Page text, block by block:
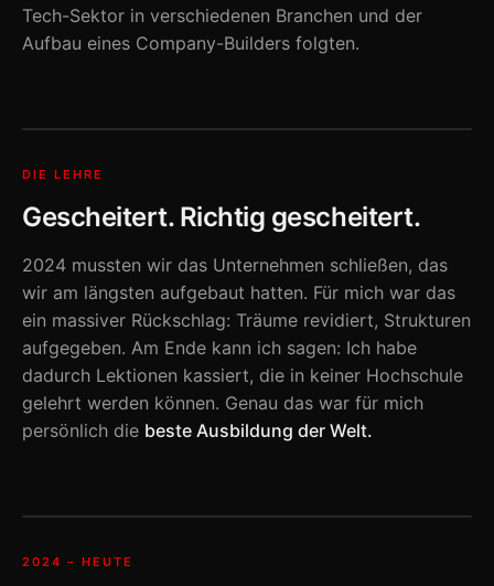
Tech-Sektor in verschiedenen Branchen und der
Aufbau eines Company-Builders folgten.
DIE LEHRE
Gescheitert. Richtig gescheitert.
2024 mussten wir das Unternehmen schließen, das
wir am längsten aufgebaut hatten. Für mich war das
ein massiver Rückschlag: Träume revidiert, Strukturen
aufgegeben. Am Ende kann ich sagen: Ich habe
dadurch Lektionen kassiert, die in keiner Hochschule
gelehrt werden können. Genau das war für mich
persönlich die beste Ausbildung der Welt.
2024 – HEUTE